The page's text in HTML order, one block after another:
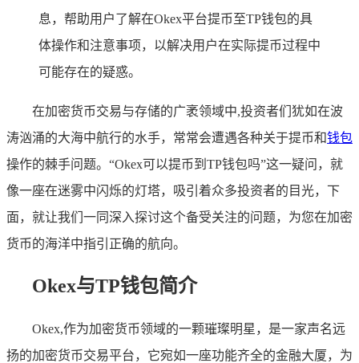
息，帮助用户了解在Okex平台提币至TP钱包的具
体操作和注意事项，以解决用户在实际提币过程中
可能存在的疑惑。
在加密货币交易与存储的广袤领域中,投资者们犹如在波
涛汹涌的大海中航行的水手，常常会遭遇各种关于提币和钱包
操作的棘手问题。“Okex可以提币到TP钱包吗”这一疑问，就
像一座在迷雾中闪烁的灯塔，吸引着众多投资者的目光，下
面，就让我们一同深入探讨这个备受关注的问题，为您在加密
货币的海洋中指引正确的航向。
Okex与TP钱包简介
Okex,作为加密货币领域的一颗璀璨明星，是一家声名远
扬的加密货币交易平台，它宛如一座功能齐全的金融大厦，为